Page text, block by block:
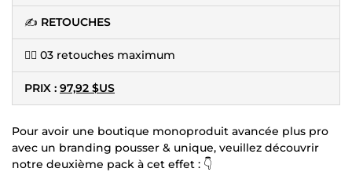
✍️ RETOUCHES
👉🏽 03 retouches maximum
PRIX : 97,92 $US
Pour avoir une boutique monoproduit avancée plus pro
avec un branding pousser & unique, veuillez découvrir
notre deuxième pack à cet effet : 👇